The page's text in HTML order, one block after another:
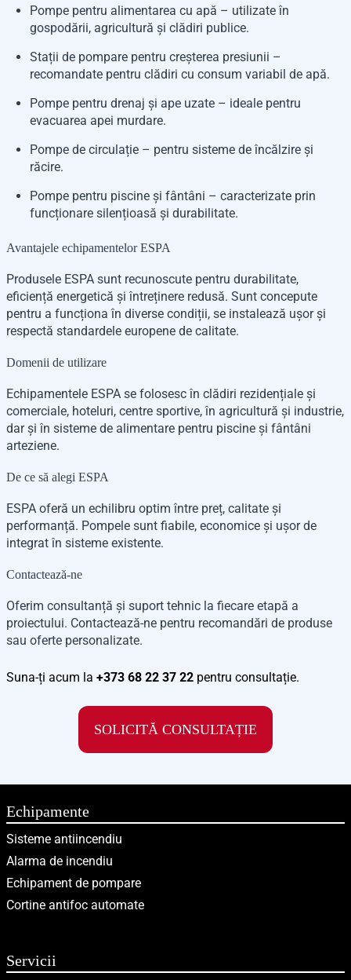
Pompe pentru alimentarea cu apă – utilizate în
gospodării, agricultură și clădiri publice.
Stații de pompare pentru creșterea presiunii –
recomandate pentru clădiri cu consum variabil de apă.
Pompe pentru drenaj și ape uzate – ideale pentru
evacuarea apei murdare.
Pompe de circulație – pentru sisteme de încălzire și
răcire.
Pompe pentru piscine și fântâni – caracterizate prin
funcționare silențioasă și durabilitate.
Avantajele echipamentelor ESPA
Produsele ESPA sunt recunoscute pentru durabilitate,
eficiență energetică și întreținere redusă. Sunt concepute
pentru a funcționa în diverse condiții, se instalează ușor și
respectă standardele europene de calitate.
Domenii de utilizare
Echipamentele ESPA se folosesc în clădiri rezidențiale și
comerciale, hoteluri, centre sportive, în agricultură și industrie,
dar și în sisteme de alimentare pentru piscine și fântâni
arteziene.
De ce să alegi ESPA
ESPA oferă un echilibru optim între preț, calitate și
performanță. Pompele sunt fiabile, economice și ușor de
integrat în sisteme existente.
Contactează-ne
Oferim consultanță și suport tehnic la fiecare etapă a
proiectului. Contactează-ne pentru recomandări de produse
sau oferte personalizate.
Suna-ți acum la +373 68 22 37 22 pentru consultație.
SOLICITĂ CONSULTAȚIE
Echipamente
Sisteme antiincendiu
Alarma de incendiu
Echipament de pompare
Cortine antifoc automate
Servicii